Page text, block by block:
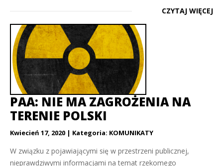
CZYTAJ WIĘCEJ
PAA: NIE MA ZAGROŻENIA NA
TERENIE POLSKI
Kwiecień 17, 2020 Kategoria: KOMUNIKATY
W związku z pojawiającymi się w przestrzeni publicznej,
nieprawdziwymi informacjami na temat rzekomego